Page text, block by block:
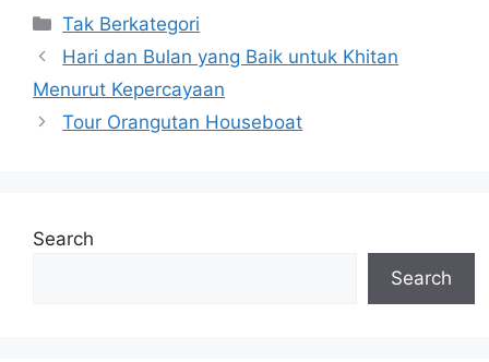
Categories
Tak Berkategori
Hari dan Bulan yang Baik untuk Khitan
Menurut Kepercayaan
Tour Orangutan Houseboat
Search
Search